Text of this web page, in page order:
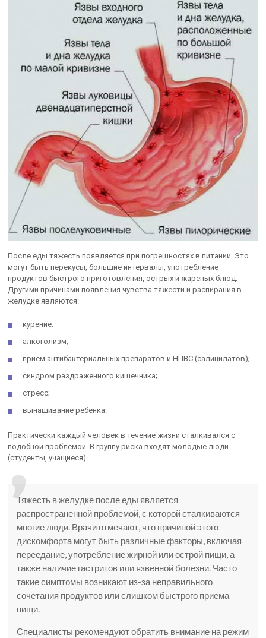
После еды тяжесть появляется при погрешностях в питании. Это
могут быть перекусы, большие интервалы, употребление
продуктов быстрого приготовления, острых и жареных блюд.
Другими причинами появления чувства тяжести и распирания в
желудке являются:
курение;
алкоголизм;
прием антибактериальных препаратов и НПВС (салицилатов);
синдром раздраженного кишечника;
стресс;
вынашивание ребенка.
Практически каждый человек в течение жизни сталкивался с
подобной проблемой. В группу риска входят молодые люди
(студенты, учащиеся).
Тяжесть в желудке после еды является
распространенной проблемой, с которой сталкиваются
многие люди. Врачи отмечают, что причиной этого
дискомфорта могут быть различные факторы, включая
переедание, употребление жирной или острой пищи, а
также наличие гастритов или язвенной болезни. Часто
такие симптомы возникают из-за неправильного
сочетания продуктов или слишком быстрого приема
пищи.
Специалисты рекомендуют обратить внимание на режим